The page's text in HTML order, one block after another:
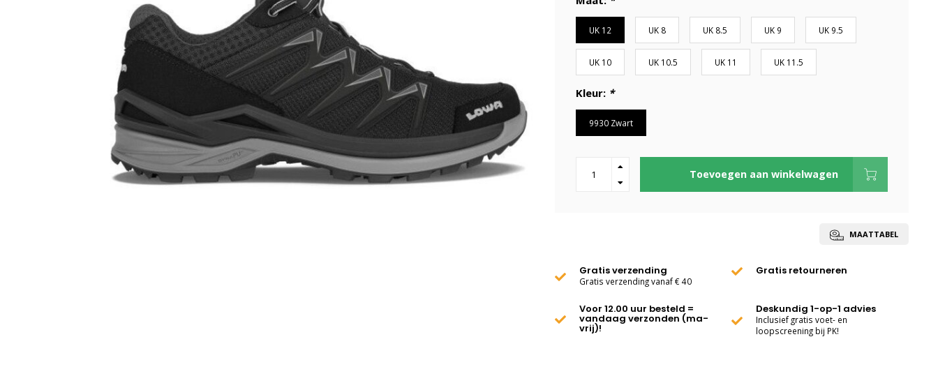
UK 12 UK 8 UK 8.5 UK 9 UK 9.5
UK 10 UK 10.5 UK 11 UK 11.5
Kleur: *
9930 Zwart
Toevoegen aan winkelwagen
MAATTABEL
Gratis verzending
Gratis verzending vanaf € 40
Gratis retourneren
Voor 12.00 uur besteld =
vandaag verzonden (ma-
vrij)!
Deskundig 1-op-1 advies
Inclusief gratis voet- en
loopscreening bij PK!